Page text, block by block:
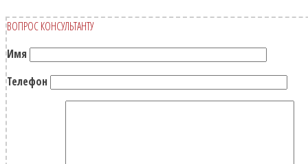
ВОПРОС КОНСУЛЬТАНТУ
Имя
Телефон